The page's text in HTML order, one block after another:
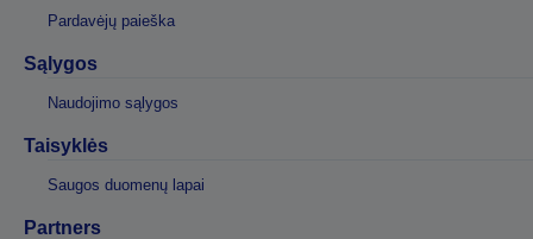
Pardavėjų paieška
Sąlygos
Naudojimo sąlygos
Taisyklės
Saugos duomenų lapai
Partners